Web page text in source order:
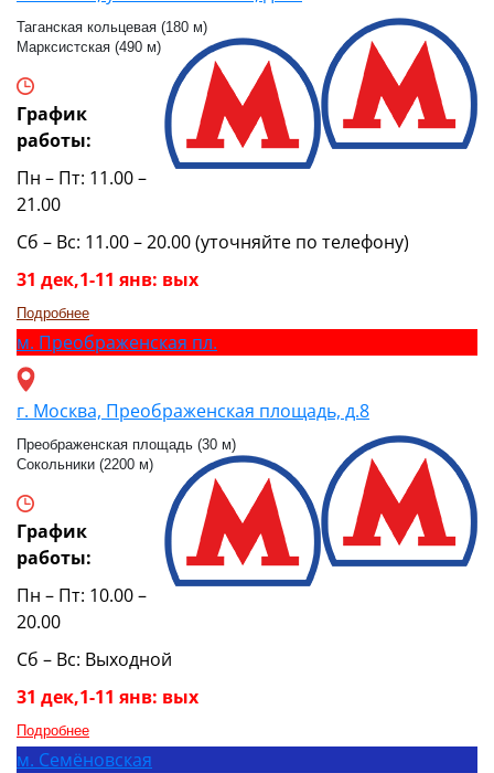
Таганская кольцевая (180 м)
Марксистская (490 м)
График
работы:
Пн – Пт: 11.00 –
21.00
Сб – Вс: 11.00 – 20.00 (уточняйте по телефону)
31 дек,1-11 янв: вых
Подробнее
м. Преображенская пл.
г. Москва, Преображенская площадь, д.8
Преображенская площадь (30 м)
Сокольники (2200 м)
График
работы:
Пн – Пт: 10.00 –
20.00
Сб – Вс: Выходной
31 дек,1-11 янв: вых
Подробнее
м. Семёновская